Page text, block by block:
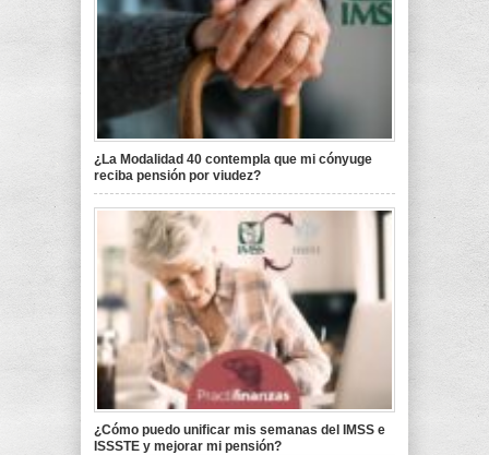
¿La Modalidad 40 contempla que mi cónyuge
reciba pensión por viudez?
¿Cómo puedo unificar mis semanas del IMSS e
ISSSTE y mejorar mi pensión?